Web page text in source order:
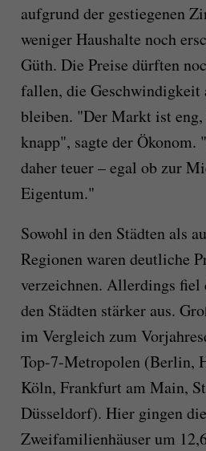
aufgrund der gestiegenen
weniger Haushalte noch
Güth. Die Preise dürften
fallen, die Geschwindigkeit
bleiben. "Der Markt ist
knapp", sagte der Ökonom.
daher teuer – egal ob zur
Eigentum."
Sowohl in den Städten als
Regionen waren deutliche
verzeichnen. Allerdings fiel
den Städten stärker aus.
im Vergleich zum
Top-7-Metropolen (Berlin,
Köln, Frankfurt am Main,
Düsseldorf). Hier gingen
Zweifamilienhäuser um